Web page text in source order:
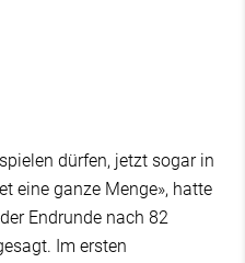
dürfen, jetzt sogar in
eine ganze Menge», hatte
Endrunde nach 82
Im ersten